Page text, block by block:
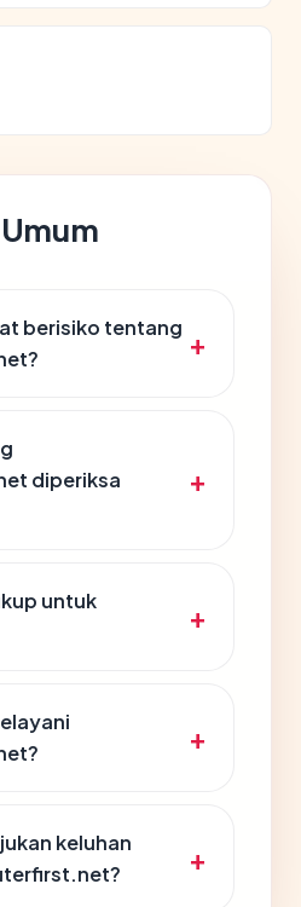
berisiko tentang
diperiksa
untuk
keluhan